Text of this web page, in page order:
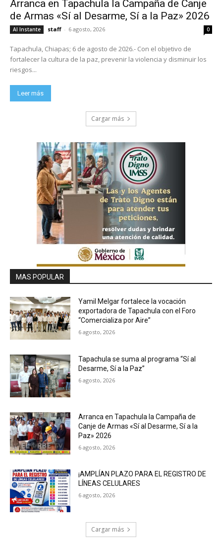
Arranca en Tapachula la Campaña de Canje
de Armas «Sí al Desarme, Sí a la Paz» 2026
Al Instante staff - 6 agosto, 2026 0
Tapachula, Chiapas; 6 de agosto de 2026.- Con el objetivo de
fortalecer la cultura de la paz, prevenir la violencia y disminuir los
riesgos...
Leer más
Cargar más
MAS POPULAR
Yamil Melgar fortalece la vocación
exportadora de Tapachula con el Foro
“Comercializa por Aire”
6 agosto, 2026
Tapachula se suma al programa “Sí al
Desarme, Sí a la Paz”
6 agosto, 2026
Arranca en Tapachula la Campaña de
Canje de Armas «Sí al Desarme, Sí a la
Paz» 2026
6 agosto, 2026
¡AMPLÍAN PLAZO PARA EL REGISTRO DE
LÍNEAS CELULARES
6 agosto, 2026
Cargar más